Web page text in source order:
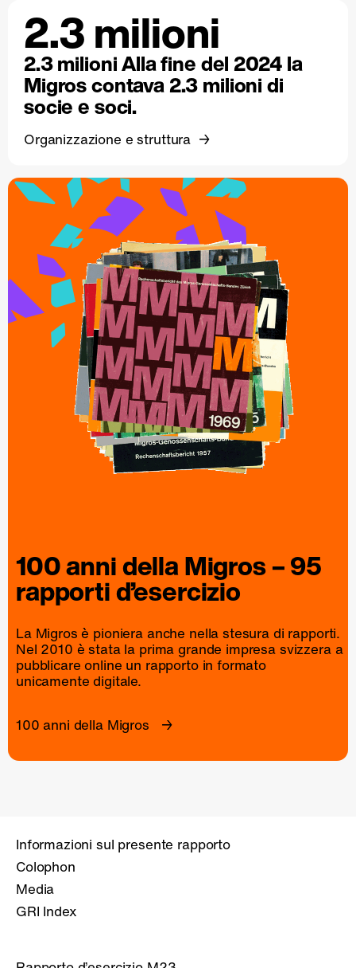
2.3 milioni
2.3 milioni Alla fine del 2024 la
Migros contava 2.3 milioni di
socie e soci.
Organizzazione e struttura
100 anni dellaMigros– 95
rapportid’esercizio
La Migros è pioniera anche nella stesura di rapporti.
Nel 2010 è stata la prima grande impresa svizzera a
pubblicare online un rapportoin formato
unicamente digitale.
100 anni della Migros
Informazioni sul presente rapporto
Colophon
Media
GRI Index